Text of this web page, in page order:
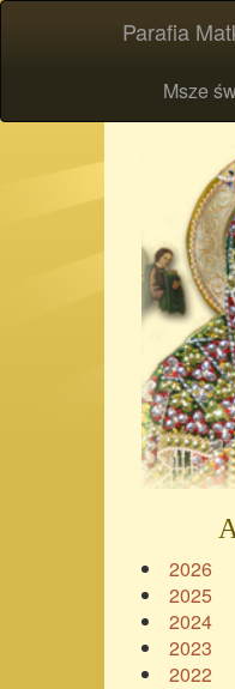
Parafia
Msze
2026
2025
2024
2023
2022